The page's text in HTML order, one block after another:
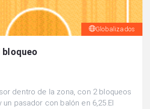
Globalizados
bloqueo
dentro de la zona, con 2 bloqueos
pasador con balón en 6,25.El